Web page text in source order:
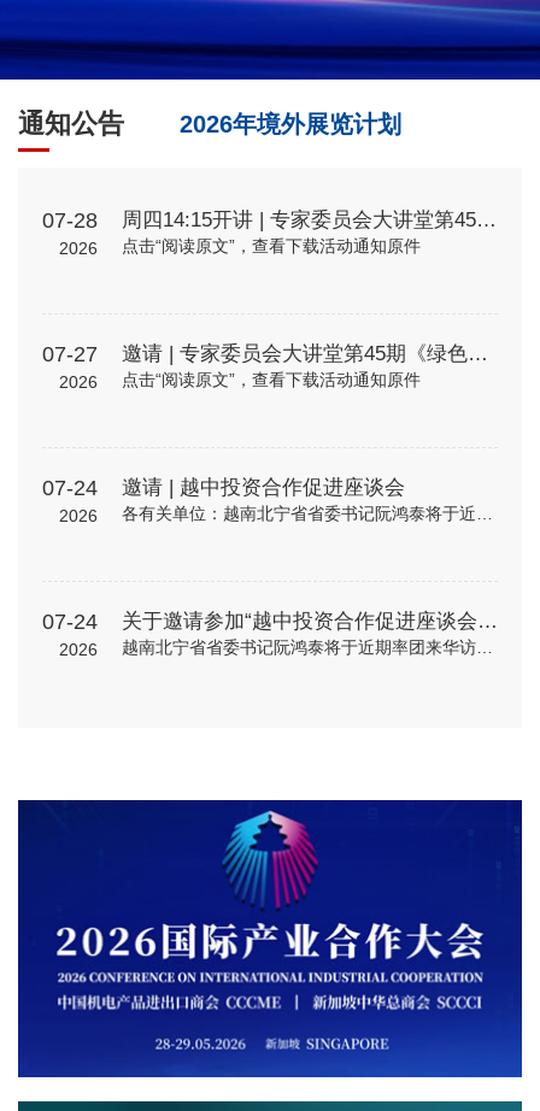
通知公告 2026年境外展览计划
07-28
2026
周四14:15开讲 | 专家委员会大讲堂第45期《绿色贸易时代下的企业碳管理升级路径—从合规到竞争力》
点击“阅读原文”，查看下载活动通知原件
07-27
2026
邀请 | 专家委员会大讲堂第45期《绿色贸易时代下的企业碳管理升级路径—从合规到竞争力》
点击“阅读原文”，查看下载活动通知原件
07-24
2026
邀请 | 越中投资合作促进座谈会
各有关单位：越南北宁省省委书记阮鸿泰将于近期率团来华访问。北宁省是越南重要的工业制造与出口基地，在全球电子、高新科技及智能制造领域形成了一定产业规模。依托其地理位置、基础设施以及当地政府“与企业同行”...
07-24
2026
关于邀请参加“越中投资合作促进座谈会”的通知
越南北宁省省委书记阮鸿泰将于近期率团来华访问。北宁省是越南重要的工业制造与出口基地，在全球电子、高新科技及智能制造领域形成了一定产业规模。依托其地理位置、基础设施以及当地政府“与企业同行”的投资服务配套机制，北宁省已吸引多家跨国企业入驻，成为外资企业在越南布局的重要选项之一。 为进一步促进中国与越南地方政府间经贸交流合作，加强中国企业对越南北宁省贸易投资环境的了解，北宁省人民委员会和越南驻华大使馆将于8月24日（星期一）在北京共同举办“越中投资合作促进座谈会-北宁省:携手同行共创未来”。会议包括相关领导致辞、北宁省推介片、投资政策推介、实践案例分享、投资证书颁发仪式、省领导总结发言等多个环节，具体安排请见附件活动初步议程。 近年来，机电商会受邀配合越南方面举办多场投资、贸易与旅游促进活动，为两国企业搭建对接平台，推动了双边在经贸、投资等领域的务实合作。受越南驻华使馆委托，机电商会将再次支持本次活动，现邀请与北宁省重点合作领域相关的企业参会并开展交流。请有意参会的企业于8月19日前打开下方链接，或扫描下方二维码在线报名。我会将根据使馆要求进行企业适配度审核，最终参会请以我会邮件通知为准。